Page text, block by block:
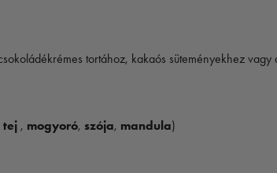
tortához, kakaós süteményekhez
tej , mogyoró, szója, mandula)